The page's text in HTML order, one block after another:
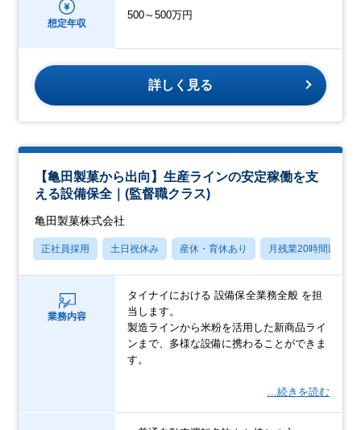
想定年収
500～500万円
詳しく見る
【亀田製菓から出向】生産ラインの安定稼働を支
える設備保全｜(監督職クラス)
亀田製菓株式会社
正社員採用 土日祝休み 産休・育休あり 月残業20時間以内
業務内容
タイナイにおける 設備保全業務全般 を担
当します。
製造ラインから米粉を活用した新商品ライ
ンまで、多様な設備に携わることができま
す。
…続きを読む